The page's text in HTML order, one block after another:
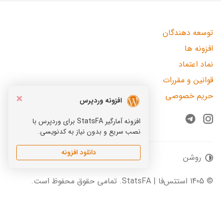
×
افزونه وردپرس
افزونه آمارگیر StatsFA برای وردپرس با
نصب سریع و بدون نیاز به کدنویسی.
دانلود افزونه
توسعه دهندگان
افزونه ها
نماد اعتماد
قوانین و مقررات
حریم خصوصی
Instagram
Telegram
© 1405 استتس‌فا | StatsFA. تمامی حقوق محفوظ است.
روشن